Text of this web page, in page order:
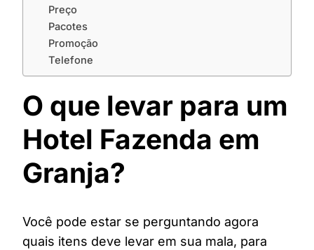
Preço
Pacotes
Promoção
Telefone
O que levar para um
Hotel Fazenda em
Granja?
Você pode estar se perguntando agora
quais itens deve levar em sua mala, para